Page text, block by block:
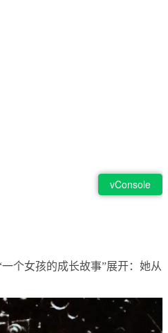
个女孩的成长故事”展开：她从